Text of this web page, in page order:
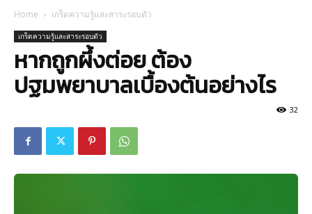
Home เกร็ดความรู้และสาระรอบตัว
เกร็ดความรู้และสาระรอบตัว
หากถูกผึ้งต่อย ต้อง
ปฐมพยาบาลเบื้องต้นอย่างไร
32